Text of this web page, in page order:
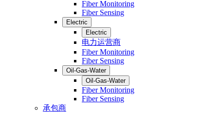
Fiber Monitoring
Fiber Sensing
Electric
Electric
电力运营商
Fiber Monitoring
Fiber Sensing
Oil-Gas-Water
Oil-Gas-Water
Fiber Monitoring
Fiber Sensing
承包商